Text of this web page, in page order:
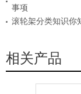
事项
滚轮架分类知识你
相关产品